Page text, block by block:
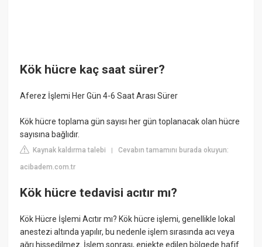
Kök hücre kaç saat sürer?
Aferez İşlemi Her Gün 4-6 Saat Arası Sürer
Kök hücre toplama gün sayısı her gün toplanacak olan hücre
sayısına bağlıdır.
Kaynak kaldırma talebi |Cevabın tamamını burada okuyun:
acibadem.com.tr
Kök hücre tedavisi acıtır mı?
Kök Hücre İşlemi Acıtır mı? Kök hücre işlemi, genellikle lokal
anestezi altında yapılır, bu nedenle işlem sırasında acı veya
ağrı hissedilmez. İşlem sonrası, enjekte edilen bölgede hafif